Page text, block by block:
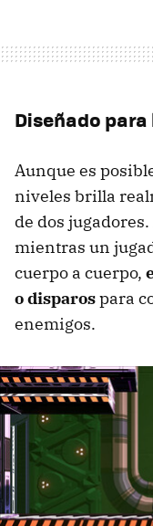
Diseñado
Aunque es
niveles brilla
de dos
mientras un
cuerpo a cuerpo,
o disparospara
enemigos.